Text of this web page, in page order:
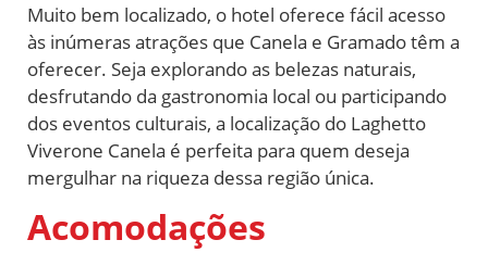
Muito bem localizado, o hotel oferece fácil acesso
às inúmeras atrações que Canela e Gramado têm a
oferecer. Seja explorando as belezas naturais,
desfrutando da gastronomia local ou participando
dos eventos culturais, a localização do Laghetto
Viverone Canela é perfeita para quem deseja
mergulhar na riqueza dessa região única.
Acomodações